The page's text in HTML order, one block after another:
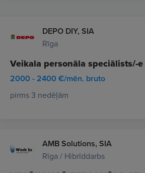
DEPO DIY, SIA
Rīga
Veikala personāla speciālists/-
2000 - 2400 €/mēn. bruto
pirms 3 nedēļām
AMB Solutions, SIA
Rīga / Hibrīddarbs